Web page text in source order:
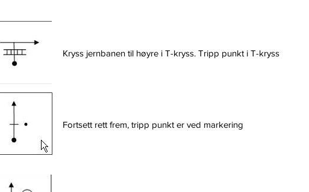
Kryss jernbanen til høyre i T-kryss. Tripp punkt i T-kryss
Fortsett rett frem, tripp punkt er ved markering